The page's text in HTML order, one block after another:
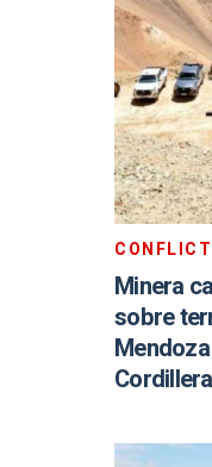
Minera
sobre
Cordillera